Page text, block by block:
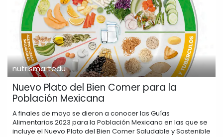
nutrismartedu
Nuevo Plato del Bien Comer para la
Población Mexicana
A finales de mayo se dieron a conocer las Guías
Alimentarias 2023 para la Población Mexicana en las que se
incluye el Nuevo Plato del Bien Comer Saludable y Sostenible